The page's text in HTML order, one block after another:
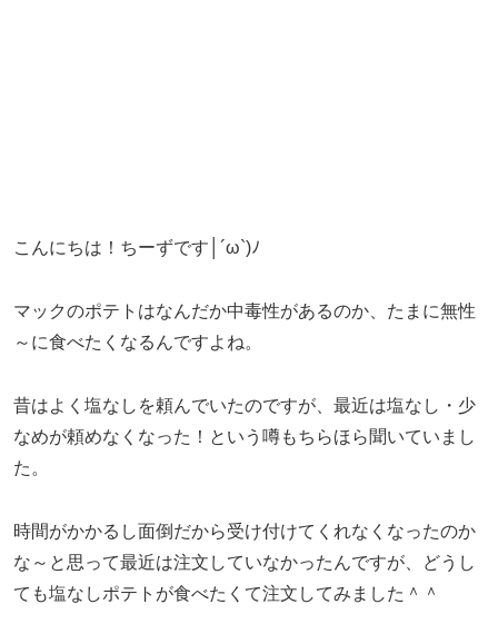
こんにちは！ちーずです│´ω`)ﾉ
マックのポテトはなんだか中毒性があるのか、たまに無性
～に食べたくなるんですよね。
昔はよく塩なしを頼んでいたのですが、最近は塩なし・少
なめが頼めなくなった！という噂もちらほら聞いていまし
た。
時間がかかるし面倒だから受け付けてくれなくなったのか
な～と思って最近は注文していなかったんですが、どうし
ても塩なしポテトが食べたくて注文してみました＾＾